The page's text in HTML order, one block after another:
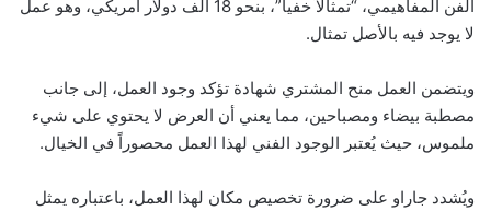
الفن المفاهيمي، “تمثالاً خفياً”، بنحو 18 ألف دولار أمريكي، وهو عمل
لا يوجد فيه بالأصل تمثال.
ويتضمن العمل منح المشتري شهادة تؤكد وجود العمل، إلى جانب
مصطبة بيضاء ومصباحين، مما يعني أن العرض لا يحتوي على شيء
ملموس، حيث يُعتبر الوجود الفني لهذا العمل محصوراً في الخيال.
ويُشدد جاراو على ضرورة تخصيص مكان لهذا العمل، باعتباره يمثل